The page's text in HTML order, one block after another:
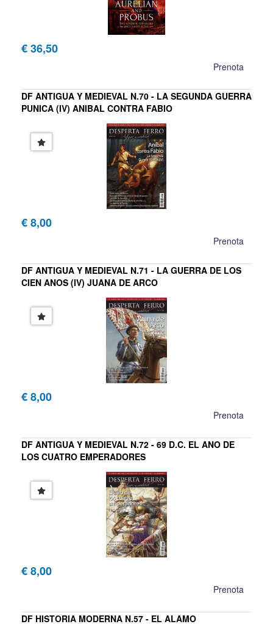
€ 36,50
Prenota
DF ANTIGUA Y MEDIEVAL N.70 - LA SEGUNDA GUERRA
PUNICA (IV) ANIBAL CONTRA FABIO
€ 8,00
Prenota
DF ANTIGUA Y MEDIEVAL N.71 - LA GUERRA DE LOS
CIEN ANOS (IV) JUANA DE ARCO
€ 8,00
Prenota
DF ANTIGUA Y MEDIEVAL N.72 - 69 D.C. EL ANO DE
LOS CUATRO EMPERADORES
€ 8,00
Prenota
DF HISTORIA MODERNA N.57 - EL ALAMO